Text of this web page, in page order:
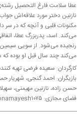
عطا سلامت فارغ التحصیل
نازنین دختر مورد علاقه‌اش
مكنونات قلبی و آنچه كه در سر
می‌كند. اسد، پدربزرگ عطا،
رنجیده می‌شود. از سویی
می‌كند چند سال قبل او بوده
كارگردان: سعیده فرضی تهیه
بازیگران: احمد گنجی، شهریار
فضای مجازی: radionamayesh۱۰۷۵@، سایت: www.radionamayesh.ir